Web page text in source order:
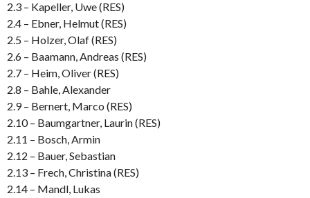
2.3 – Kapeller, Uwe (RES)
2.4 – Ebner, Helmut (RES)
2.5 – Holzer, Olaf (RES)
2.6 – Baamann, Andreas (RES)
2.7 – Heim, Oliver (RES)
2.8 – Bahle, Alexander
2.9 – Bernert, Marco (RES)
2.10 – Baumgartner, Laurin (RES)
2.11 – Bosch, Armin
2.12 – Bauer, Sebastian
2.13 – Frech, Christina (RES)
2.14 – Mandl, Lukas